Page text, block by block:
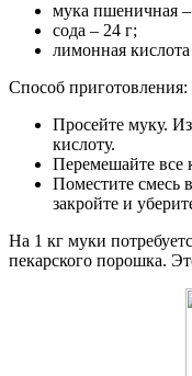
мука пшеничная –
сода – 24 г;
лимонная кислота
Способ приготовления:
Просейте муку.
кислоту.
Перемешайте все
Поместите смесь
закройте и
На 1 кг муки
пекарского порошка.